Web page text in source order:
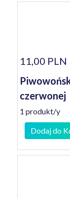
11,00 PLN
czerwonej
1 produkt/y
Dodaj do